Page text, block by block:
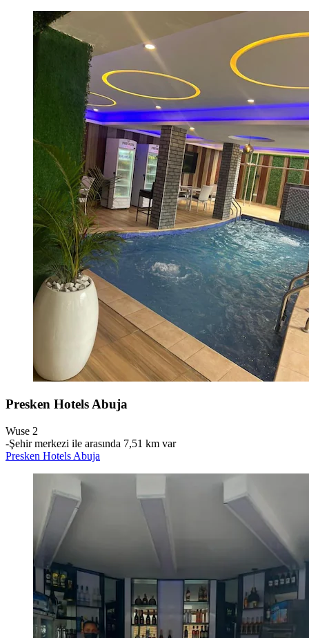
Presken Hotels Abuja
Wuse 2
‐Şehir merkezi ile arasında 7,51 km var
Presken Hotels Abuja